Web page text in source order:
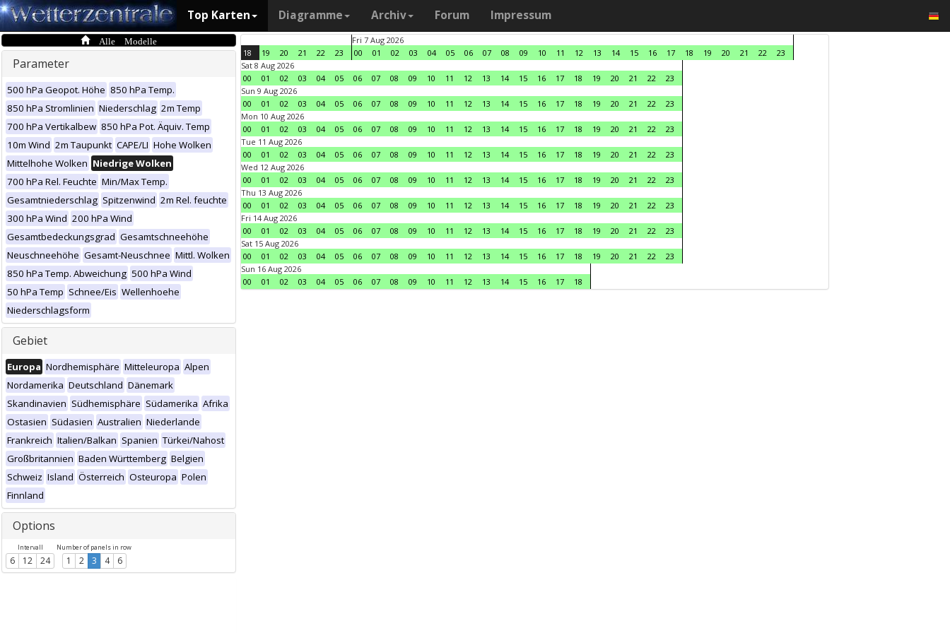
Top Karten Diagramme Archiv Forum Impressum
Alle Modelle
Parameter
500 hPa Geopot. Höhe 850 hPa Temp.
850 hPa Stromlinien Niederschlag 2m Temp
700 hPa Vertikalbew 850 hPa Pot. Äquiv. Temp
10m Wind 2m Taupunkt CAPE/LI Hohe Wolken
Mittelhohe Wolken Niedrige Wolken
700 hPa Rel. Feuchte Min/Max Temp.
Gesamtniederschlag Spitzenwind 2m Rel. feuchte
300 hPa Wind 200 hPa Wind
Gesamtbedeckungsgrad Gesamtschneehöhe
Neuschneehöhe Gesamt-Neuschnee Mittl. Wolken
850 hPa Temp. Abweichung 500 hPa Wind
50 hPa Temp Schnee/Eis Wellenhoehe
Niederschlagsform
Gebiet
Europa Nordhemisphäre Mitteleuropa Alpen
Nordamerika Deutschland Dänemark
Skandinavien Südhemisphäre Südamerika Afrika
Ostasien Südasien Australien Niederlande
Frankreich Italien/Balkan Spanien Türkei/Nahost
Großbritannien Baden Württemberg Belgien
Schweiz Island Österreich Osteuropa Polen
Finnland
Options
Intervall
6 12 24
Number of panels in row
1 2 3 4 6
18 19 20 21 22 23
Fri 7 Aug 2026
00
01 02 03 04 05 06 07 08 09 10 11 12 13 14 15 16 17 18 19 20 21 22
23
Sat 8 Aug 2026
00
01 02 03 04 05 06 07 08 09 10 11 12 13 14 15 16 17 18 19 20 21 22
23
Sun 9 Aug 2026
00
01 02 03 04 05 06 07 08 09 10 11 12 13 14 15 16 17 18 19 20 21 22
23
Mon 10 Aug 2026
00
01 02 03 04 05 06 07 08 09 10 11 12 13 14 15 16 17 18 19 20 21 22
23
Tue 11 Aug 2026
00
01 02 03 04 05 06 07 08 09 10 11 12 13 14 15 16 17 18 19 20 21 22
23
Wed 12 Aug 2026
00
01 02 03 04 05 06 07 08 09 10 11 12 13 14 15 16 17 18 19 20 21 22
23
Thu 13 Aug 2026
00
01 02 03 04 05 06 07 08 09 10 11 12 13 14 15 16 17 18 19 20 21 22
23
Fri 14 Aug 2026
00
01 02 03 04 05 06 07 08 09 10 11 12 13 14 15 16 17 18 19 20 21 22
23
Sat 15 Aug 2026
00
01 02 03 04 05 06 07 08 09 10 11 12 13 14 15 16 17 18 19 20 21 22
23
Sun 16 Aug 2026
00
01 02 03 04 05 06 07 08 09 10 11 12 13 14 15 16 17 18